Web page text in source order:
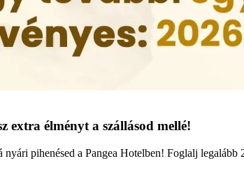
extra élményt a szállásod mellé!
nyári pihenésed a Pangea Hotelben! Foglalj